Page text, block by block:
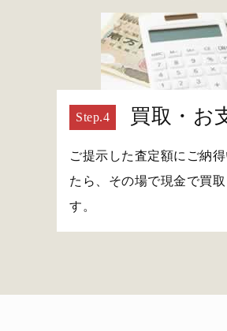
買取・お
ご提示した査定額にご納
たら、その場で現金で買取
す。